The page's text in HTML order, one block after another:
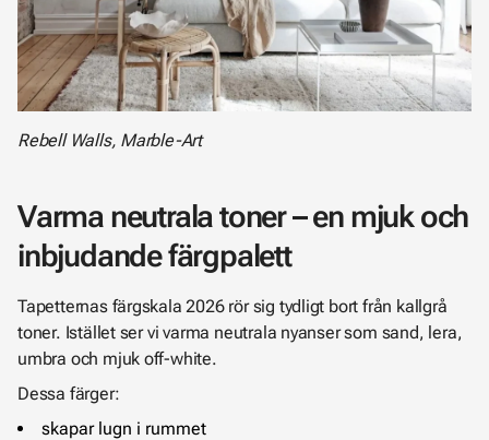
Rebell Walls, Marble-Art
Varma neutrala toner – en mjuk och
inbjudande färgpalett
Tapetternas färgskala 2026 rör sig tydligt bort från kallgrå
toner. Istället ser vi varma neutrala nyanser som sand, lera,
umbra och mjuk off-white.
Dessa färger:
skapar lugn i rummet